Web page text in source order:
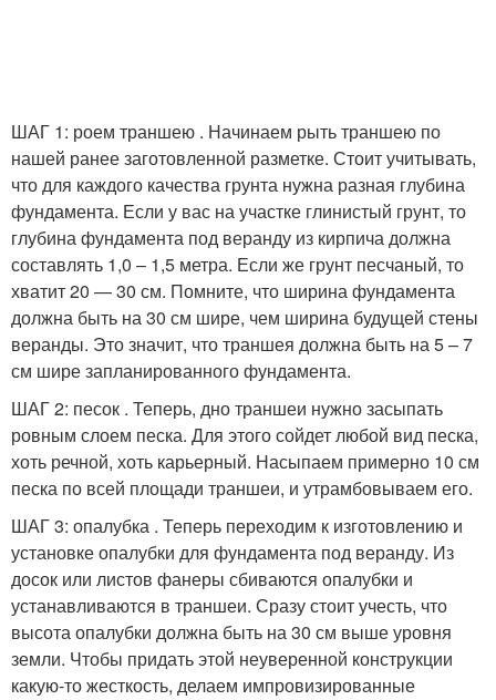
ШАГ 1: роем траншею . Начинаем рыть траншею по
нашей ранее заготовленной разметке. Стоит учитывать,
что для каждого качества грунта нужна разная глубина
фундамента. Если у вас на участке глинистый грунт, то
глубина фундамента под веранду из кирпича должна
составлять 1,0 – 1,5 метра. Если же грунт песчаный, то
хватит 20 — 30 см. Помните, что ширина фундамента
должна быть на 30 см шире, чем ширина будущей стены
веранды. Это значит, что траншея должна быть на 5 – 7
см шире запланированного фундамента.
ШАГ 2: песок . Теперь, дно траншеи нужно засыпать
ровным слоем песка. Для этого сойдет любой вид песка,
хоть речной, хоть карьерный. Насыпаем примерно 10 см
песка по всей площади траншеи, и утрамбовываем его.
ШАГ 3: опалубка . Теперь переходим к изготовлению и
установке опалубки для фундамента под веранду. Из
досок или листов фанеры сбиваются опалубки и
устанавливаются в траншеи. Сразу стоит учесть, что
высота опалубки должна быть на 30 см выше уровня
земли. Чтобы придать этой неуверенной конструкции
какую-то жесткость, делаем импровизированные